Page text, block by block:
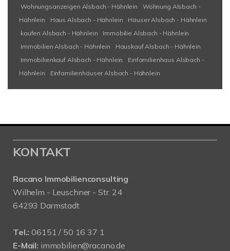
Wohnungsanzeigen Alsbach - Hähnlein
Wohnung Alsbach -
Hähnlein
Haus Alsbach - Hähnlein
Häuser Alsbach - Hähnlein
kaufen Alsbach - Hähnlein
Immobilie Alsbach - Hähnlein
Immobilien Alsbach - Hähnlein
Hauskauf Alsbach - Hähnlein
Immobilienkauf Alsbach - Hähnlein
Einfamilienhaus Alsbach -
Hähnlein
Einfamilienhäuser Alsbach - Hähnlein
KONTAKT
Racano Immobilienconsulting
Wilhelm - Leuschner - Str. 24
64293 Darmstadt
Tel.: 06151 / 50 16 37 1
E-Mail: immobilien@racano.de